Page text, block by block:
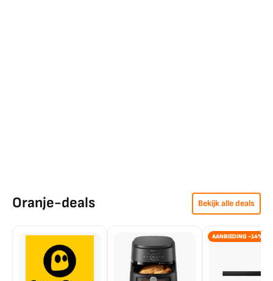
Oranje-deals Bekijk alle deals
AANBIEDING -14%